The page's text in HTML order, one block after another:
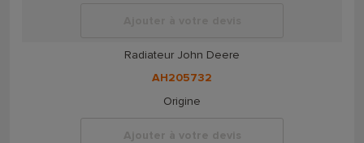
Radiateur John Deere
AH205732
Origine
Ajouter à votre devis